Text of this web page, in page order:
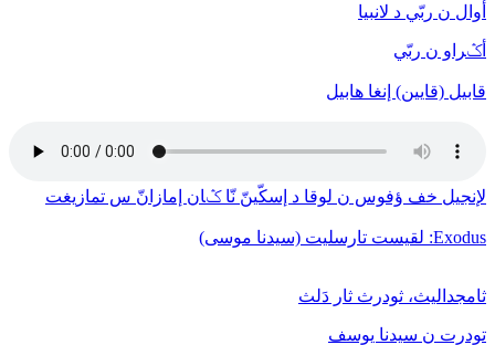
أوال ن ربّي د لانبيا
أݣراو ن ربّي
قابيل (قايين) إنغا هابيل
لإنجيل خف ﺅفوس ن لوقا د إسكّينّ نّا ݣان إمازانّ س تمازيغت
Exodus: لقيست تارسليت (سيدنا موسى)
ثامجداليث، ثودرث ثار دَلث
تودرت ن سيدنا يوسف